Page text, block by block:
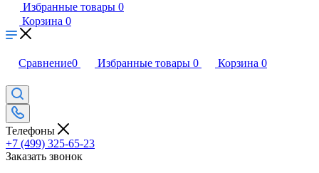
Избранные товары 0
Корзина 0
Сравнение0 Избранные товары 0 Корзина 0
Телефоны
+7 (499) 325-65-23
Заказать звонок